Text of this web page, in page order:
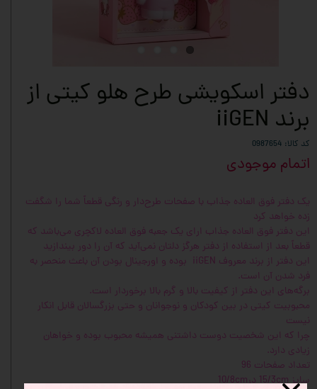
دفتر اسکویشی طرح هلو کیتی از
برند iiGEN
کد کالا: 0987654
اتمام موجودی
یک دفتر فوق العاده جذاب با صفحات طرح‌دار و رنگی قطعاً شما را شگفت
زده خواهد کرد
این دفتر فوق العاده جذاب ارای یک جعبه فوق العاده لاکچری می‌باشد که
قطعاً بعد از استفاده از دفتر هرگز دلتان نمی‌آید که آن را دور بیندازید
این دفتر از برند معروف iiGEN بوده و اورجینال بودن آن باعث منحصر به
فرد شدن آن است.
برگه‌های این دفتر از کیفیت بالا و گرم بالا برخوردار است.
محبوبیت کیتی در بین کودکان و نوجوانان و حتی بزرگسالان قابل انکار
نیست
چرا که این شخصیت دوست داشتنی همیشه محبوب بوده و خواهان
زیادی دارد.
تعداد صفحات 96
سایز 15/3cm در10/8cm